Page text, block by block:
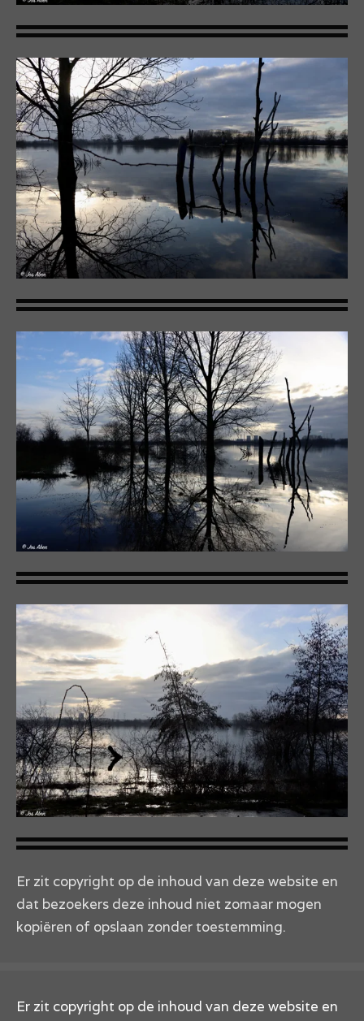
Er zit copyright op de inhoud van deze website en
dat bezoekers deze inhoud niet zomaar mogen
kopiëren of opslaan zonder toestemming.
Er zit copyright op de inhoud van deze website en